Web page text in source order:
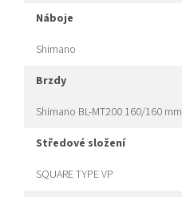
náboje
Shimano
brzdy
Shimano BL-MT200 160/160 mm
středové složení
SQUARE TYPE VP